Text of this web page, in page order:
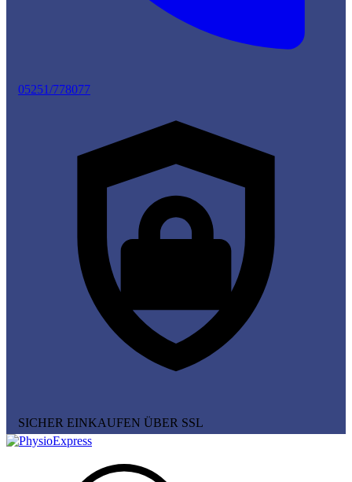
05251/778077
SICHER EINKAUFEN ÜBER SSL